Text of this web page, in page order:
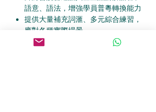
語意、 語法 ， 增強學員普粵轉換能力
提供大量補充詞滙、 多元綜合練習 ，
應對各種實際場景
詞滙索引
以便查考